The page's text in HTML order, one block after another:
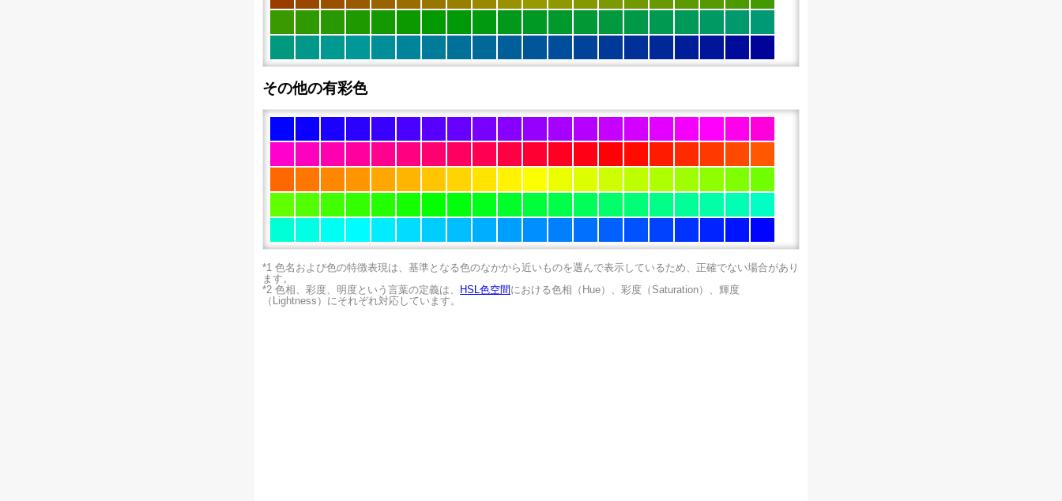
その他の有彩色
*1 色名および色の特徴表現は、基準となる色のなかから近いものを選んで表示しているため、正確でない場合があり
ます。
*2 色相、彩度、明度という言葉の定義は、
HSL色空間 における色相（Hue）、彩度（Saturation）、輝度
（Lightness）にそれぞれ対応しています。